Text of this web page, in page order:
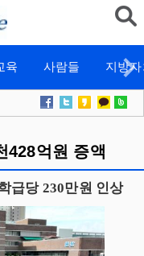
육 사람들 지방
428억원 증액
급당 230만원 인상